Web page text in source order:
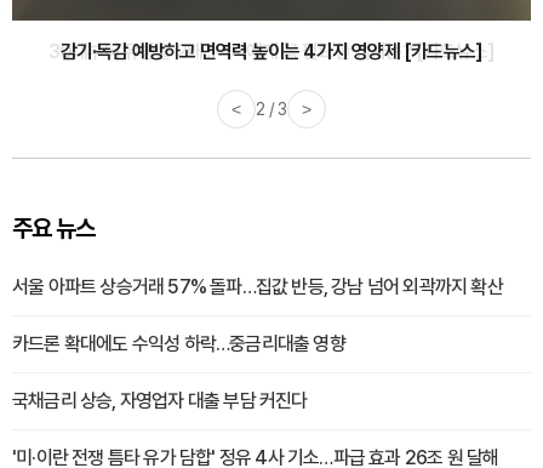
감기·독감 예방하고 면역력 높이는 4가지 영양제 [카드뉴스]
< 3 / 3 >
주요 뉴스
서울 아파트 상승거래 57% 돌파…집값 반등, 강남 넘어 외곽까지 확산
카드론 확대에도 수익성 하락…중금리대출 영향
국채금리 상승, 자영업자 대출 부담 커진다
'미·이란 전쟁 틈타 유가 담합' 정유 4사 기소…파급 효과 26조 원 달해